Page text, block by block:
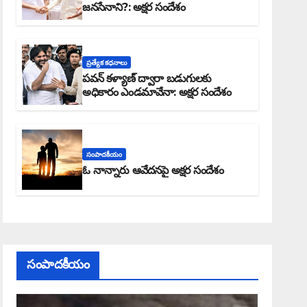
జనసేనాని?: అక్షర సందేశం
ప్రత్యేక కధనాలు
పవన్ కళ్యాణ్ ద్వారా బడుగులకు
అధికారం ఎండమావేనా: అక్షర సందేశం
సంపాదకీయం
ఓ నాన్నారు ఆవేదనపై అక్షర సందేశం
సంపాదకీయం